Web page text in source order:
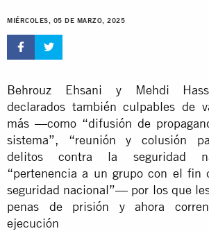
MIÉRCOLES, 05 DE MARZO, 2025
Behrouz Ehsani y Mehdi
declarados también culpables de
más —como “difusión de
sistema”, “reunión y colusión
delitos contra la seguridad
“pertenencia a un grupo con el fin
seguridad nacional”— por los que
penas de prisión y ahora
ejecución